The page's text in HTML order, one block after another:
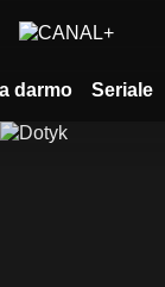
darmo Seriale